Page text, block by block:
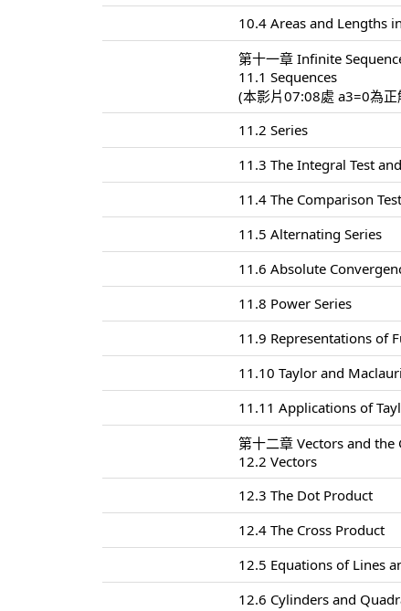
10.4 Areas and Lengths
第十一章 Infinite
11.1 Sequences
(本影片07:08處 a3=0為
11.2 Series
11.3 The Integral Test
11.4 The Comparison
11.5 Alternating Series
11.6 Absolute
11.8 Power Series
11.9 Representations of
11.10 Taylor and
11.11 Applications of
第十二章 Vectors and the
12.2 Vectors
12.3 The Dot Product
12.4 The Cross Product
12.5 Equations of Lines
12.6 Cylinders and